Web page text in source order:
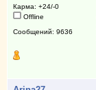
Карма: +24/-0
Offline
Сообщений: 9636